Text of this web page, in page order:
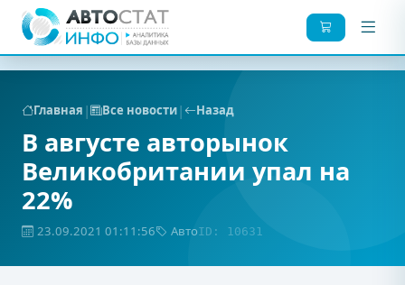
Главная | Все новости| Назад
В августе авторынок
Великобритании упал на
22%
23.09.2021 01:11:56 АвтоID: 10631